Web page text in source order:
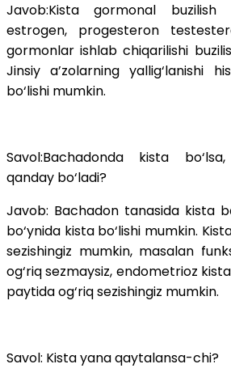
Javob:Kista gormonal buzilish
estrogen, progesteron
gormonlar ishlab chiqarilishi
Jinsiy a’zolarning yallig‘lanishi
bo‘lishi mumkin.
Savol:Bachadonda kista
qanday bo‘ladi?
Javob: Bachadon tanasida kista
bo‘ynida kista bo‘lishi mumkin.
sezishingiz mumkin, masalan
og‘riq sezmaysiz, endometrioz
paytida og‘riq sezishingiz mumkin.
Savol: Kista yana qaytalansa-chi?